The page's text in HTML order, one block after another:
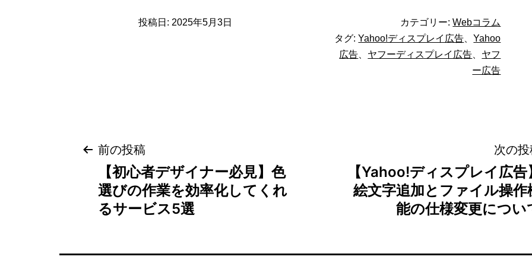
投稿日: 2025年5月3日 カテゴリー:Webコラム
タグ:Yahoo!ディスプレイ広告 、Yahoo
広告
ヤフーディスプレイ広告
ヤフ
ー広告
投
ナ
ゲ
前の投稿
【初心者デザイナー必見】色
選びの作業を効率化してくれ
るサービス5選
次の投
【Yahoo!ディスプレイ広告
絵文字追加とファイル操作
能の仕様変更につい